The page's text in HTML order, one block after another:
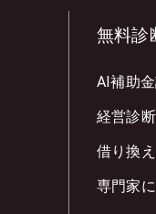
無料診
AI補助
経営診
借り換
専門家